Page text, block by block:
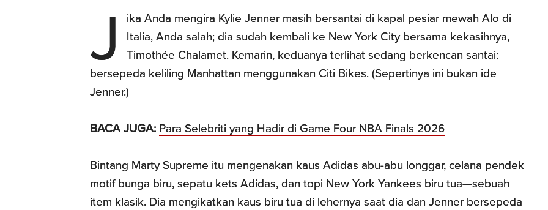
J
ika Anda mengira Kylie Jenner masih bersantai di kapal pesiar mewah Alo di
Italia, Anda salah; dia sudah kembali ke New York City bersama kekasihnya,
Timothée Chalamet. Kemarin, keduanya terlihat sedang berkencan santai:
bersepeda keliling Manhattan menggunakan Citi Bikes. (Sepertinya ini bukan ide
Jenner.)
BACA JUGA: Para Selebriti yang Hadir di Game Four NBA Finals 2026
Bintang Marty Supreme itu mengenakan kaus Adidas abu-abu longgar, celana pendek
motif bunga biru, sepatu kets Adidas, dan topi New York Yankees biru tua—sebuah
item klasik. Dia mengikatkan kaus biru tua di lehernya saat dia dan Jenner bersepeda